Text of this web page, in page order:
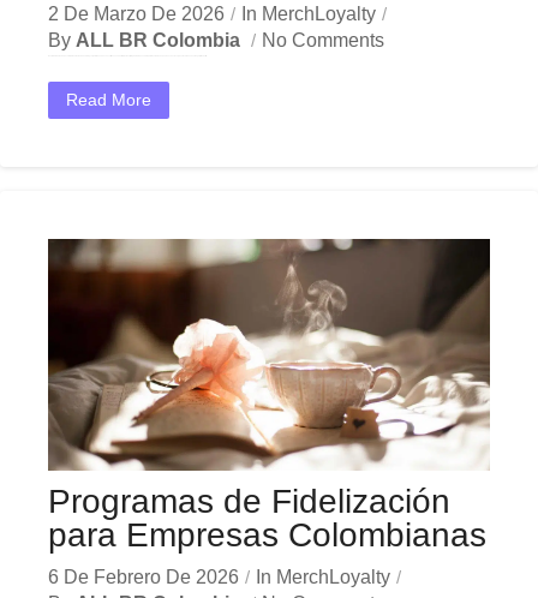
2 De Marzo De 2026 In MerchLoyalty
By ALL BR Colombia No Comments
Read More
Programas de Fidelización
para Empresas Colombianas
6 De Febrero De 2026 In MerchLoyalty